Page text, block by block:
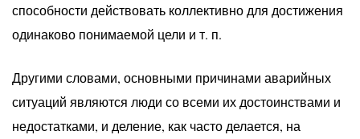
способности действовать коллективно для достижения
одинаково понимаемой цели и т. п.
Другими словами, основными причинами аварийных
ситуаций являются люди со всеми их достоинствами и
недостатками, и деление, как часто делается, на